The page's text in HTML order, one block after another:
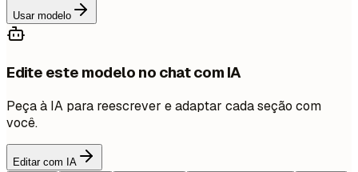
Usar modelo
Edite este modelo no chat com IA
Peça à IA para reescrever e adaptar cada seção com
você.
Editar com IA